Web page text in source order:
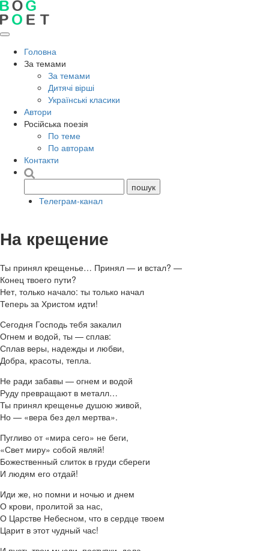
Головна
За темами
За темами
Дитячі вірші
Українські класики
Автори
Російська поезія
По теме
По авторам
Контакти
Телеграм-канал
На крещение
Ты принял крещенье… Принял — и встал? —
Конец твоего пути?
Нет, только начало: ты только начал
Теперь за Христом идти!
Сегодня Господь тебя закалил
Огнем и водой, ты — сплав:
Сплав веры, надежды и любви,
Добра, красоты, тепла.
Не ради забавы — огнем и водой
Руду превращают в металл…
Ты принял крещенье душою живой,
Но — «вера без дел мертва».
Пугливо от «мира сего» не беги,
«Свет миру» собой являй!
Божественный слиток в груди сбереги
И людям его отдай!
Иди же, но помни и ночью и днем
О крови, пролитой за нас,
О Царстве Небесном, что в сердце твоем
Царит в этот чудный час!